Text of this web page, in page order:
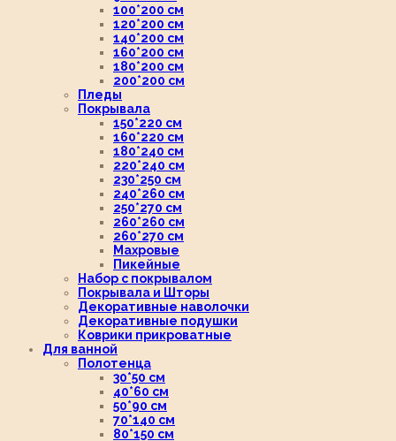
100*200 см
120*200 см
140*200 см
160*200 см
180*200 см
200*200 см
Пледы
Покрывала
150*220 см
160*220 см
180*240 см
220*240 см
230*250 см
240*260 см
250*270 см
260*260 см
260*270 см
Махровые
Пикейные
Набор с покрывалом
Покрывала и Шторы
Декоративные наволочки
Декоративные подушки
Коврики прикроватные
Для ванной
Полотенца
30*50 см
40*60 см
50*90 см
70*140 см
80*150 см